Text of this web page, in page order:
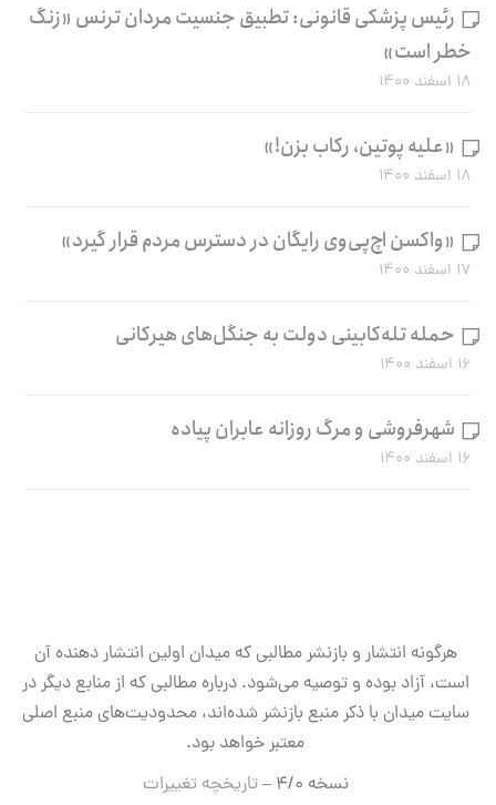
رئیس پزشکی قانونی: تطبیق جنسیت مردان ترنس «زنگ
خطر است»
۱۸ اسفند ۱۴۰۰
«علیه پوتین، رکاب بزن!»
۱۸ اسفند ۱۴۰۰
«واکسن اچ‌پی‌وی رایگان در دسترس مردم قرار گیرد»
۱۷ اسفند ۱۴۰۰
حمله تله‌کابینی دولت به جنگل‌های هیرکانی
۱۶ اسفند ۱۴۰۰
شهرفروشی و مرگ روزانه عابران پیاده
۱۶ اسفند ۱۴۰۰
هرگونه انتشار و بازنشر مطالبی که میدان اولین انتشار دهنده آن
است، آزاد بوده و توصیه می‌شود. درباره مطالبی که از منابع دیگر در
سایت میدان با ذکر منبع بازنشر شده‌اند، محدودیت‌های منبع اصلی
معتبر خواهد بود.
نسخه ۴/۰ –
تاریخچه تغییرات